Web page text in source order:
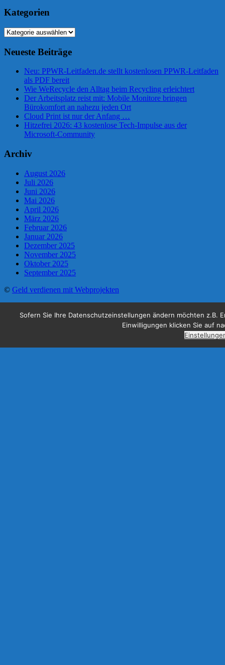
Kategorien
Kategorien
Neueste Beiträge
Neu: PPWR-Leitfaden.de stellt kostenlosen PPWR-Leitfaden
als PDF bereit
Wie WeRecycle den Alltag beim Recycling erleichtert
Der Arbeitsplatz reist mit: Mobile Monitore bringen
Bürokomfort an nahezu jeden Ort
Cloud Print ist nur der Anfang …
Hitzefrei 2026: 43 kostenlose Tech-Impulse aus der
Microsoft-Community
Archiv
August 2026
Juli 2026
Juni 2026
Mai 2026
April 2026
März 2026
Februar 2026
Januar 2026
Dezember 2025
November 2025
Oktober 2025
September 2025
© Geld verdienen mit Webprojekten
Sofern Sie Ihre Datenschutzeinstellungen ändern möchten z.B.
Einwilligungen klicken Sie auf